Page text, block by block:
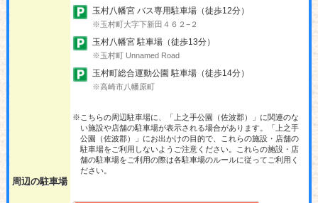
周辺の駐車場
玉村八幡宮 バス専用駐車場（徒歩12分）
※玉村町大字下新田４６２−２
玉村八幡宮 駐車場（徒歩13分）
※玉村町 Unnamed Road
玉村町総合運動公園 駐車場（徒歩14分）
※高崎市八幡原町
※こちらの周辺駐車場に、「上之手公園（佐波郡）」に関連のな
い施設や店舗の駐車場が表示される場合があります。「上之手
公園（佐波郡）」にお出かけの目的で、これらの施設・店舗の
駐車場をご利用しないようご注意ください。これらの施設・店
舗の駐車場をご利用の際は各駐車場のルールに従ってご利用く
ださい。